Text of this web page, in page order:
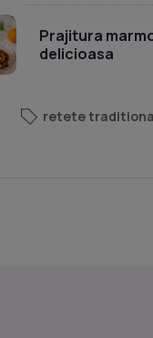
Prajitura
delicioasa
retete